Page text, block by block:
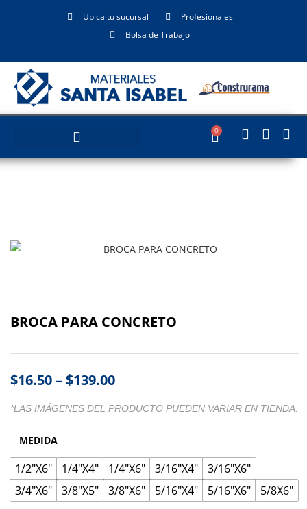
Ubica tu sucursal
Profesionales
Bolsa de Trabajo
0
BROCA PARA CONCRETO
$16.50–$139.00
*LAS IMÁGENES DEL PRODUCTO PUEDEN VARIAR EN TIENDA.
MEDIDA
1/2"X6" 1/4"X4" 1/4"X6" 3/16"X4"
3/16"X6"
3/4"X6"
3/8"X5" 3/8"X6" 5/16"X4" 5/16"X6" 5/8X6"